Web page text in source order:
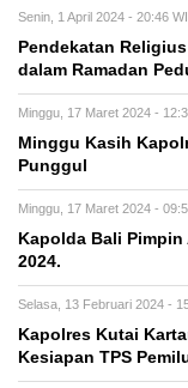
Senin, 1 April 2024 - 20:46
Pendekatan
dalam Ramadan
Minggu, 17 Maret 2024 -
Minggu Kasih
Punggul
Minggu, 17 Maret 2024 -
Kapolda Bali
2024.
Selasa, 13 Februari 2024 -
Kapolres Kutai
Kesiapan TPS